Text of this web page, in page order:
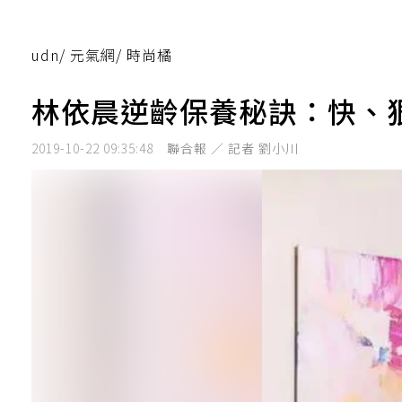
udn/ 元氣網/ 時尚橘
林依晨逆齡保養秘訣：快、
2019-10-22 09:35:48 聯合報 ／ 記者 劉小川